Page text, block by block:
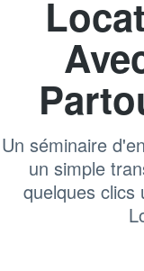
Un séminaire
un simple
quelques clics